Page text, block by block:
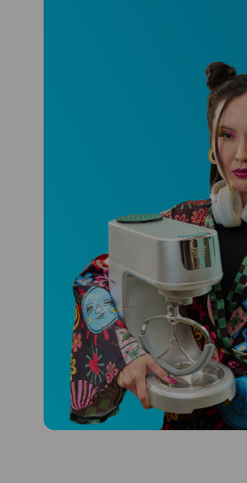
Niceboy ONE Ultra
Hlídá ti zdraví, spánek
k tomu platí.
Prozkoumat